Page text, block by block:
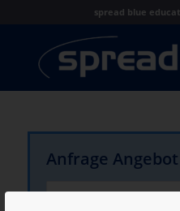
spread blue
Anfrage Angebot